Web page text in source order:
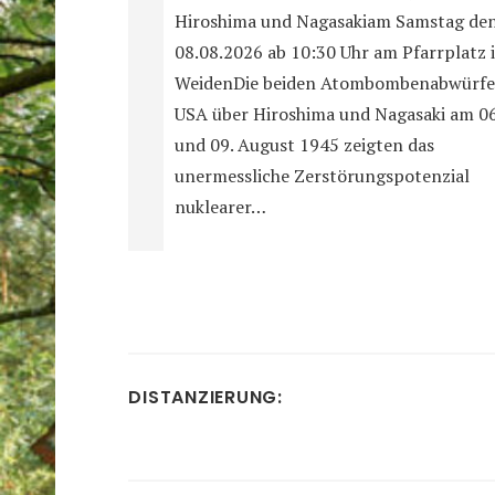
Hiroshima und Nagasakiam Samstag
08.08.2026 ab 10:30 Uhr am Pfarrplatz
WeidenDie beiden
USA über Hiroshima und Nagasaki am
und 09. August 1945 zeigten das
unermessliche Zerstörungspotenzial
nuklearer…
DISTANZIERUNG: